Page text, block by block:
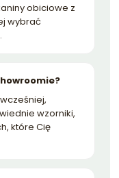
obiciowe z
wybrać
wzorniki,
które Cię